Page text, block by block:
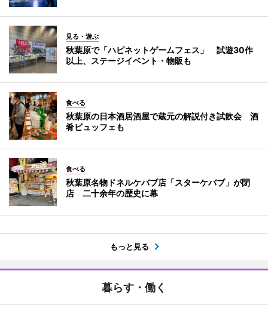
見る・遊ぶ
秋葉原で「ハピネットゲームフェス」 試遊30作
以上、ステージイベント・物販も
食べる
秋葉原の日本酒居酒屋で蔵元の解説付き試飲会 酒
肴ビュッフェも
食べる
秋葉原名物ドネルケバブ店「スターケバブ」が閉
店 二十余年の歴史に幕
もっと見る
暮らす・働く